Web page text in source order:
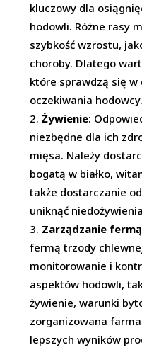
kluczowy dla
hodowli. Różne rasy
szybkość wzrostu,
choroby. Dlatego
które sprawdzą się w
oczekiwania hodowcy.
Żywienie:
niezbędne dla ich
mięsa. Należy
bogatą w białko,
także dostarczanie
uniknąć
Zarządzanie fermą
fermą trzody
monitorowanie i
aspektów hodowli,
żywienie, warunki
zorganizowana
lepszych wyników